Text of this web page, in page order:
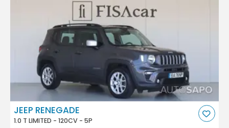
JEEP RENEGADE
1.0 T LIMITED - 120CV - 5P